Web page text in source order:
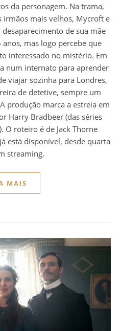
da personagem. Na trama,
irmãos mais velhos, Mycroft e
de sua mãe
mas logo percebe que
interessado no mistério. Em
num internato para aprender
viajar sozinha para Londres,
de detetive, sempre um
produção marca a estreia em
Harry Bradbeer (das séries
O roteiro é de Jack Thorne
está disponível, desde quarta
streaming.
MAIS